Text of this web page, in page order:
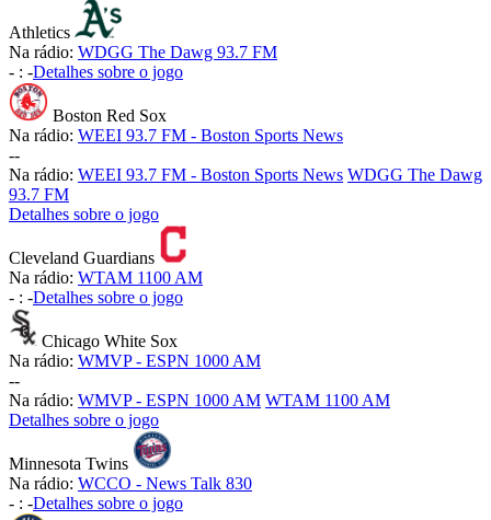
Athletics
Na rádio: WDGG The Dawg 93.7 FM
- : -Detalhes sobre o jogo
Boston Red Sox
Na rádio: WEEI 93.7 FM - Boston Sports News
--
Na rádio: WEEI 93.7 FM - Boston Sports News WDGG The Dawg
93.7 FM
Detalhes sobre o jogo
Cleveland Guardians
Na rádio: WTAM 1100 AM
- : -Detalhes sobre o jogo
Chicago White Sox
Na rádio: WMVP - ESPN 1000 AM
--
Na rádio: WMVP - ESPN 1000 AM WTAM 1100 AM
Detalhes sobre o jogo
Minnesota Twins
Na rádio: WCCO - News Talk 830
- : -Detalhes sobre o jogo